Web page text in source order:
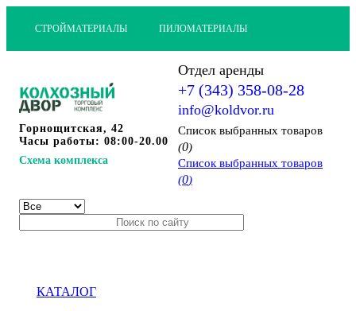
СТРОЙМАТЕРИАЛЫ ПИЛОМАТЕРИАЛЫ
Горнощитская, 42
Часы работы: 08:00-20.00
Схема комплекса
Отдел аренды
+7 (343) 358-08-28
info@koldvor.ru
Cписок выбранных товаров
(0)
Cписок выбранных товаров
(0)
КАТАЛОГ